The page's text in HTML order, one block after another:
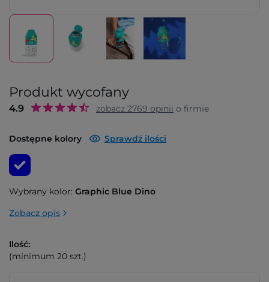
Produkt wycofany
4.9 zobacz 2769 opinii o firmie
Dostępne kolory Sprawdź ilości
Wybrany kolor: Graphic Blue Dino
Zobacz opis
Ilość:
(minimum 20 szt.)